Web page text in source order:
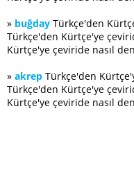
» buğday Türkçe'den
Türkçe'den Kürtçe'ye
Kürtçe'ye çeviride nasıl
» akrep Türkçe'den
Türkçe'den Kürtçe'ye
Kürtçe'ye çeviride nasıl